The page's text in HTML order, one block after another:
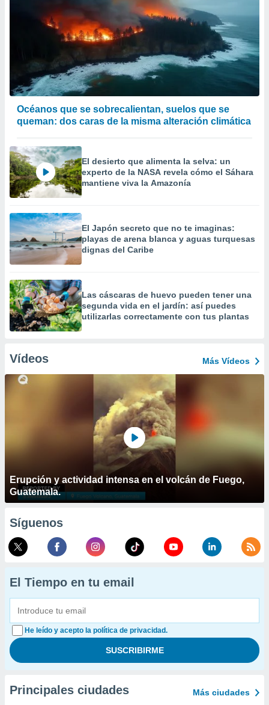
Océanos que se sobrecalientan, suelos que se
queman: dos caras de la misma alteración climática
El desierto que alimenta la selva: un
experto de la NASA revela cómo el Sáhara
mantiene viva la Amazonía
El Japón secreto que no te imaginas:
playas de arena blanca y aguas turquesas
dignas del Caribe
Las cáscaras de huevo pueden tener una
segunda vida en el jardín: así puedes
utilizarlas correctamente con tus plantas
Vídeos Más Vídeos
Erupción y actividad intensa en el volcán de Fuego,
Guatemala.
Síguenos
El Tiempo en tu email
He leído y acepto la política de privacidad.
Principales ciudades Más ciudades